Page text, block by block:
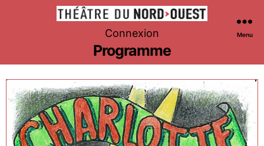
Théâtre
du
Nord-
Ouest
Connexion Menu
Programme